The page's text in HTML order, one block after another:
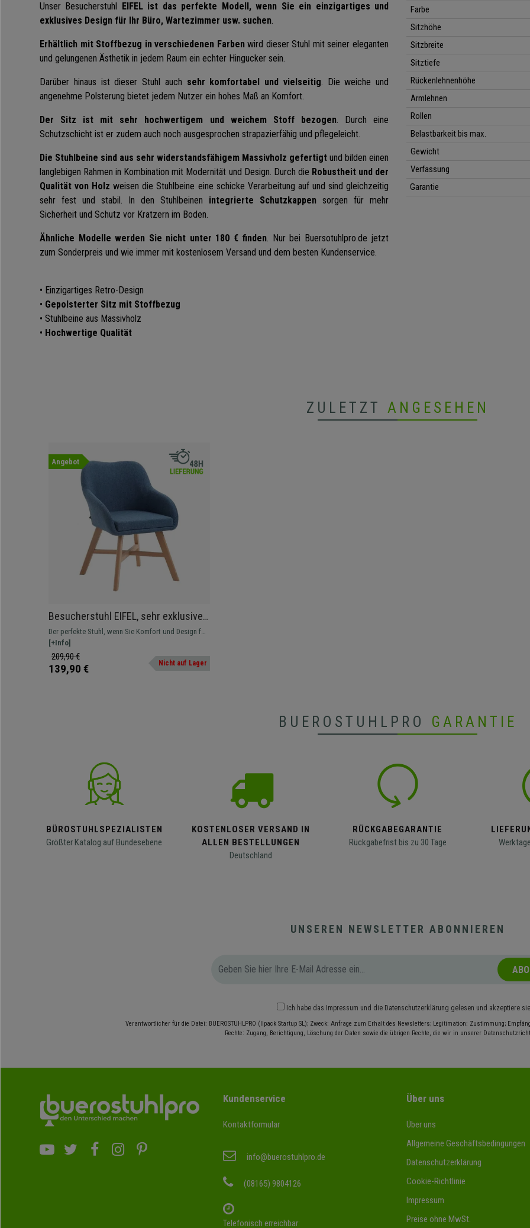
Unser Besucherstuhl EIFEL ist das perfekte Modell, wenn Sie ein einzigartiges und
exklusives Design für Ihr Büro, Wartezimmer usw. suchen.
Erhältlich mit Stoffbezug in verschiedenen Farbenwird dieser Stuhl mit seiner eleganten
und gelungenen Ästhetik in jedem Raum ein echter Hingucker sein.
Darüber hinaus ist dieser Stuhl auch sehr komfortabel und vielseitig. Die weiche und
angenehme Polsterung bietet jedem Nutzer ein hohes Maß an Komfort.
Der Sitz ist mit sehr hochwertigem und weichem Stoff bezogen. Durch eine
Schutzschicht ist er zudem auch noch ausgesprochen strapazierfähig und pflegeleicht.
Die Stuhlbeine sind aus sehr widerstandsfähigem Massivholz gefertigt und bilden einen
langlebigen Rahmen in Kombination mit Modernität und Design. Durch die Robustheit und der
Qualität von Holz weisen die Stuhlbeine eine schicke Verarbeitung auf und sind gleichzeitig
sehr fest und stabil. In den Stuhlbeinen integrierte Schutzkappen sorgen für mehr
Sicherheit und Schutz vor Kratzern im Boden.
Ähnliche Modelle werden Sie nicht unter 180 € finden. Nur bei Buersotuhlpro.de jetzt
zum Sonderpreis und wie immer mit kostenlosem Versand und dem besten Kundenservice.
• Einzigartiges Retro-Design
• Gepolsterter Sitz mit Stoffbezug
• Stuhlbeine aus Massivholz
• Hochwertige Qualität
Farbe
Sitzhöhe
Sitzbreite
Sitztiefe
Rückenlehnenhöhe
Armlehnen
Rollen
Belastbarkeit bis max.
Gewicht
Verfassung
Garantie
ZULETZT ANGESEHEN
Angebot
Besucherstuhl EIFEL, sehr exklusives
Modell, 4-Fußgestell aus
naturbelassenem Holz, Stoffbezug
Blau
Der perfekte Stuhl, wenn Sie Komfort und Design für
Büro, Wartezimmer usw. suchen.
[+Info]
209,90 €
139,90 € Nicht auf Lager
BUEROSTUHLPRO GARANTIE
BÜROSTUHLSPEZIALISTEN
Größter Katalog auf Bundesebene
KOSTENLOSER VERSAND IN
ALLEN BESTELLUNGEN
Deutschland
RÜCKGABEGARANTIE
Rückgabefrist bis zu 30 Tage
UNSEREN NEWSLETTER ABONNIEREN
Ich habe das Impressum und die Datenschutzerklärung gelesen und akzeptiere sie
Verantwortlicher für die Datei: BUEROSTUHLPRO (Ilpack Startup SL); Zweck: Anfrage zum Erhalt des Newsletters; Legitimation: Zustimmung;
Rechte: Zugang, Berichtigung, Löschung der Daten sowie die übrigen Rechte, die wir in unserer
Kundenservice
Kontaktformular
info@buerostuhlpro.de
(08165) 9804126
Telefonisch erreichbar:
Über uns
Über uns
Allgemeine Geschäftsbedingungen
Datenschutzerklärung
Cookie-Richtlinie
Impressum
Preise ohne MwSt.